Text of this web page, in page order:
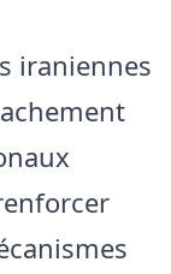
iraniennes